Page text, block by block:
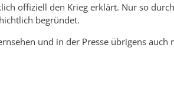
offiziell den Krieg erklärt. Nur so
begründet.
und in der Presse übrigens